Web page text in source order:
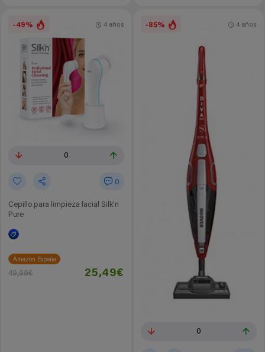
-49%
0
0
Cepillo para limpieza facial Silk'n
Pure
4 años
Amazon España
49,99€ 25,49€
-85%
0
4 años